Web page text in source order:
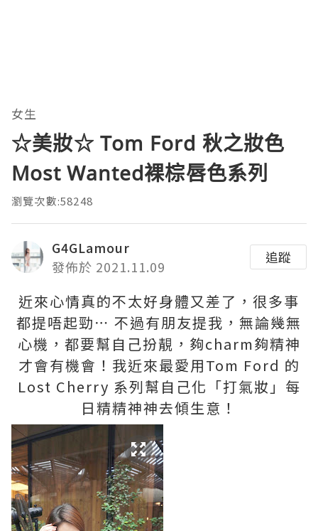
女生
☆美妝☆ Tom Ford 秋之妝色
Most Wanted裸棕唇色系列
瀏覽次數:58248
G4GLamour
發佈於 2021.11.09
追蹤
近來心情真的不太好身體又差了，很多事
都提唔起勁⋯ 不過有朋友提我，無論幾無
心機，都要幫自己扮靚，夠charm夠精神
才會有機會！我近來最愛用Tom Ford 的
Lost Cherry 系列幫自己化「打氣妝」每
日精精神神去傾生意！